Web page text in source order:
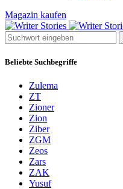
Magazin kaufen
Beliebte Suchbegriffe
Zulema
ZT
Zioner
Zion
Ziber
ZGM
Zeos
Zars
ZAK
Yusuf